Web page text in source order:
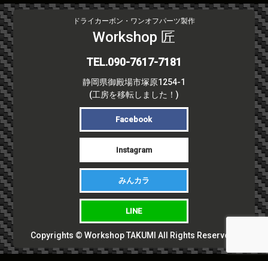
ナ
ビ
ゲ
ー
シ
ョ
ン
ドライカーボン・ワンオフパーツ製作
Workshop 匠
TEL.090-7617-7181
静岡県御殿場市塚原1254-1
(工房を移転しました！)
Facebook
Instagram
みんカラ
LINE
Copyrights © Workshop TAKUMI All Rights Reserved.